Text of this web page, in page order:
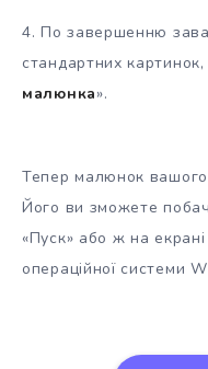
4. По завершенню
стандартних
малюнка».
Тепер малюнок вашого
Його ви зможете
«Пуск» або ж на
операційної системи